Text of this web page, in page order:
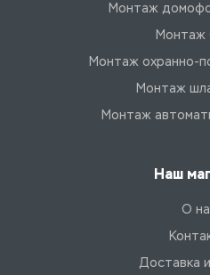
Монтаж
Монтаж
Монтаж охранно-
Монтаж
Монтаж
Наш
О
Доставка